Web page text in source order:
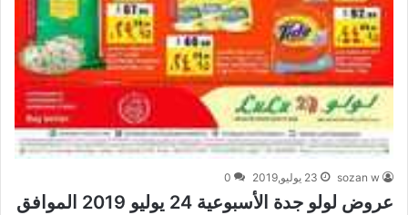
sozan w 23 يوليو,2019 0
عروض لولو جدة الأسبوعية 24 يوليو 2019 الموافق